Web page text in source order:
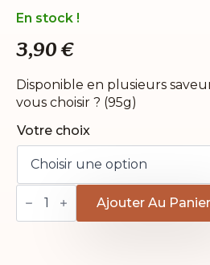
En stock !
3,90€
Disponible en plusieurs
vous choisir ? (95g)
Votre choix
quantité
de
Ajouter Au Panier